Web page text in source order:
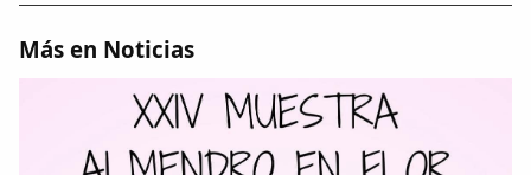
Traductor
Más en Noticias